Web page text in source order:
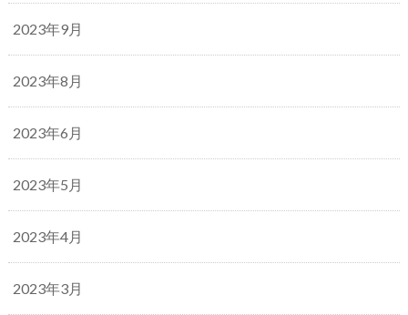
2023年9月
2023年8月
2023年6月
2023年5月
2023年4月
2023年3月